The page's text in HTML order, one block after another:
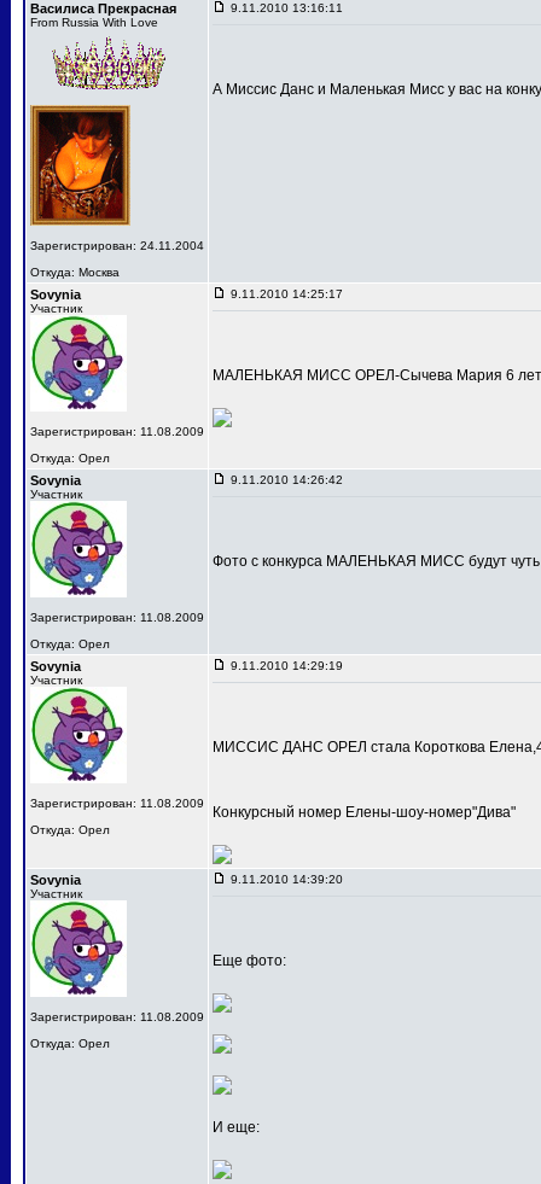
Василиса Прекрасная
From Russia With Love
Зарегистрирован: 24.11.2004
Откуда: Москва
9.11.2010 13:16:11
А Миссис Данс и Маленькая Мисс у вас на
Sovynia
Участник
Зарегистрирован: 11.08.2009
Откуда: Орел
9.11.2010 14:25:17
МАЛЕНЬКАЯ МИСС ОРЕЛ-Сычева Мария 6
Sovynia
Участник
Зарегистрирован: 11.08.2009
Откуда: Орел
9.11.2010 14:26:42
Фото с конкурса МАЛЕНЬКАЯ МИСС будут
Sovynia
Участник
Зарегистрирован: 11.08.2009
Откуда: Орел
9.11.2010 14:29:19
МИССИС ДАНС ОРЕЛ стала Короткова
Конкурсный номер Елены-шоу-номер"Дива"
Sovynia
Участник
Зарегистрирован: 11.08.2009
Откуда: Орел
9.11.2010 14:39:20
Еще фото:
И еще: